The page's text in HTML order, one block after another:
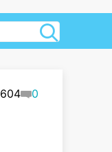
604 0